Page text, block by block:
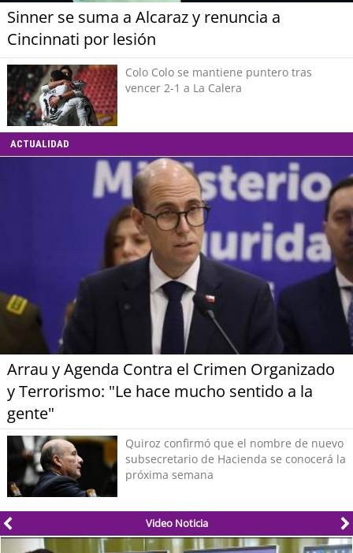
Sinner se suma a Alcaraz y renuncia a
Cincinnati por lesión
Colo Colo se mantiene puntero tras
vencer 2-1 a La Calera
ACTUALIDAD
Arrau y Agenda Contra el Crimen Organizado
y Terrorismo: "Le hace mucho sentido a la
gente"
Quiroz confirmó que el nombre de nuevo
subsecretario de Hacienda se conocerá la
próxima semana
Video Noticia